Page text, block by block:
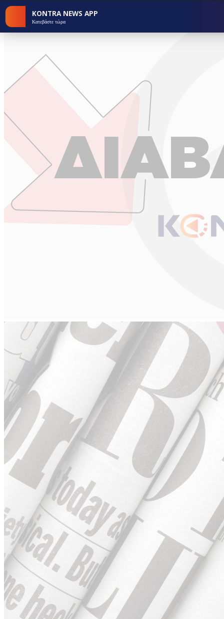
KONTRA NEWS APP
Κατεβάστε τώρα